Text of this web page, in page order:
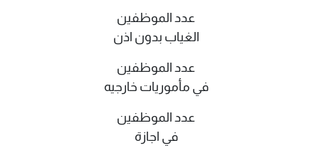
عدد الموظفين
الغياب بدون اذن
عدد الموظفين
في مأموريات خارجيه
عدد الموظفين
في اجازة